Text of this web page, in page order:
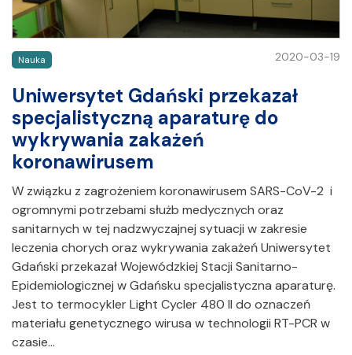
Nauka 2020-03-19
Uniwersytet Gdański przekazał
specjalistyczną aparaturę do
wykrywania zakażeń
koronawirusem
W związku z zagrożeniem koronawirusem SARS-CoV-2 i
ogromnymi potrzebami służb medycznych oraz
sanitarnych w tej nadzwyczajnej sytuacji w zakresie
leczenia chorych oraz wykrywania zakażeń Uniwersytet
Gdański przekazał Wojewódzkiej Stacji Sanitarno-
Epidemiologicznej w Gdańsku specjalistyczna aparaturę.
Jest to termocykler Light Cycler 480 II do oznaczeń
materiału genetycznego wirusa w technologii RT-PCR w
czasie…